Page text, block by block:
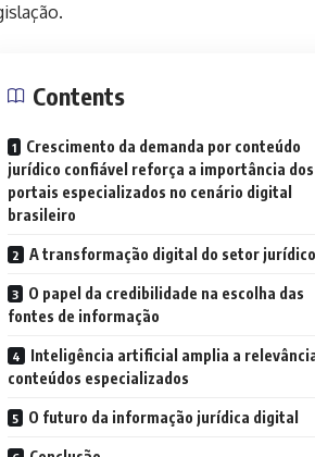
Contents
Crescimento da demanda por conteúdo
jurídico confiável reforça a importância dos
portais especializados no cenário digital
brasileiro
A transformação digital do setor jurídico
O papel da credibilidade na escolha das
fontes de informação
Inteligência artificial amplia a
conteúdos especializados
O futuro da informação jurídica digital